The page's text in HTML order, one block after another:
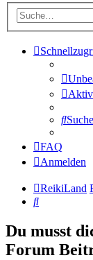
Suche
FAQ
Anmelden
ReikiLand
Suche
Du musst
Forum